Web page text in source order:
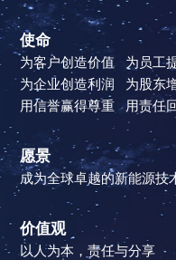
使命
为客户创造价值 为员工
为企业创造利润 为股东
用信誉赢得尊重 用责任
愿景
成为全球卓越的新能源技
价值观
以人为本，责任与分享